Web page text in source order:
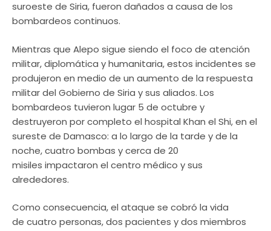
suroeste de Siria, fueron dañados a causa de los
bombardeos continuos.
Mientras que Alepo sigue siendo el foco de atención
militar, diplomática y humanitaria, estos incidentes se
produjeron en medio de un aumento de la respuesta
militar del Gobierno de Siria y sus aliados. Los
bombardeos tuvieron lugar 5 de octubre y
destruyeron por completo el hospital Khan el Shi, en el
sureste de Damasco: a lo largo de la tarde y de la
noche, cuatro bombas y cerca de 20
misiles impactaron el centro médico y sus
alrededores.
Como consecuencia, el ataque se cobró la vida
de cuatro personas, dos pacientes y dos miembros